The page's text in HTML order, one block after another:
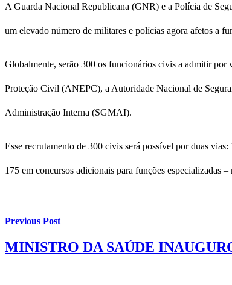
A Guarda Nacional Republicana (GNR) e a Polícia de
um elevado número de militares e polícias agora afetos a
Globalmente, serão 300 os funcionários civis a admitir
Proteção Civil (ANEPC), a Autoridade Nacional de
Administração Interna (SGMAI).
Esse recrutamento de 300 civis será possível por duas
175 em concursos adicionais para funções especializadas
Previous Post
MINISTRO DA SAÚDE